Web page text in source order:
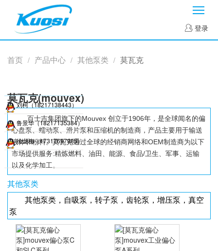
登录
首页 / 产品中心 / 其他泵类 / 莫瓦克
莫瓦克(mouvex)
百士吉集团旗下的Mouvex 创立于1906年，是全球闻名的偏
心盘泵、蠕动泵、滑片泵和压缩机的制造商，产品主要用于输送
液体和粉料。莫瓦克通过全球的经销商网络和OEM制造商为以下
市场提供服务:精炼燃料、油田、能源、食品/卫生、军事、运输
以及化学加工。
其他泵类
其他泵类，自吸泵，转子泵，齿轮泵，增压泵，真空
泵
刘柯（18217138443）
鲁景华（18217135384）
徐龙梅（17317697985）